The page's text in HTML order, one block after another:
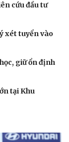
cứu đầu tư
xét tuyển vào
giữ ổn định
tại Khu